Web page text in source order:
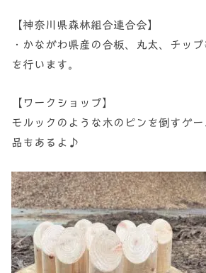
【神奈川県森林組合連合会】
・かながわ県産の合板、丸太、チッ
を行います。
【ワークショップ】
モルックのような木のピンを倒すゲ
品もあるよ♪